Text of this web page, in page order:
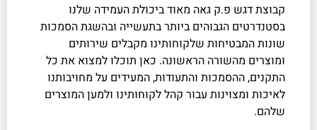
קבוצת דגש פ.ק גאה מאוד ביכולת העמידה שלנו
בסטנדרטים הגבוהים ביותר בתעשייה ובהשגת הסמכות
שונות המבטיחות שלקוחותינו מקבלים שירותים
ומוצרים מהשורה הראשונה. כאן תוכלו למצוא את כל
התקנים, ההסמכות והתעודות, המעידים על מחויבותנו
לאיכות ומצוינות עבור קהל לקוחותינו ולמען המוצרים
שלהם.